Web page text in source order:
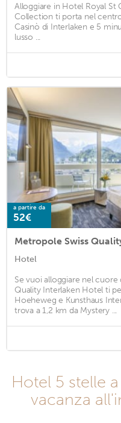
Alloggiare in Hotel Royal St
Collection ti porta nel
Casinò di Interlaken e 5
lusso ...
a partire da
52€
Metropole Swiss
Hotel
Se vuoi alloggiare nel
Quality Interlaken Hotel ti
Hoeheweg e Kunsthaus
trova a 1,2 km da Mystery ...
Hotel 5 stelle
vacanza